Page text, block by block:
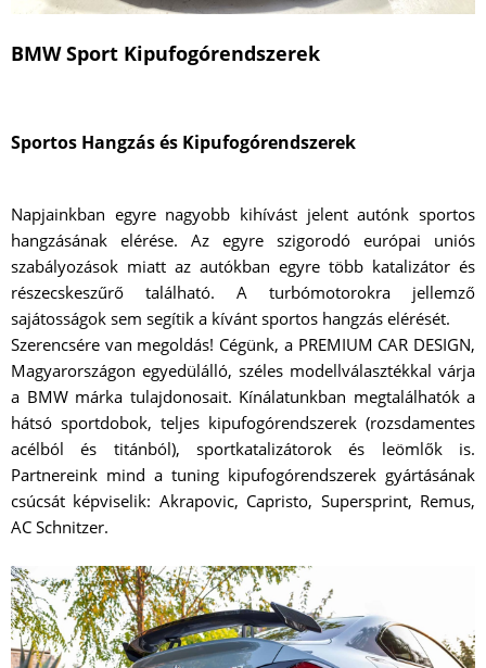
BMW Sport Kipufogórendszerek
Sportos Hangzás és Kipufogórendszerek
Napjainkban egyre nagyobb kihívást jelent autónk sportos
hangzásának elérése. Az egyre szigorodó európai uniós
szabályozások miatt az autókban egyre több katalizátor és
részecskeszűrő található. A turbómotorokra jellemző
sajátosságok sem segítik a kívánt sportos hangzás elérését.
Szerencsére van megoldás! Cégünk, a PREMIUM CAR DESIGN,
Magyarországon egyedülálló, széles modellválasztékkal várja
a BMW márka tulajdonosait. Kínálatunkban megtalálhatók a
hátsó sportdobok, teljes kipufogórendszerek (rozsdamentes
acélból és titánból), sportkatalizátorok és leömlők is.
Partnereink mind a tuning kipufogórendszerek gyártásának
csúcsát képviselik: Akrapovic, Capristo, Supersprint, Remus,
AC Schnitzer.